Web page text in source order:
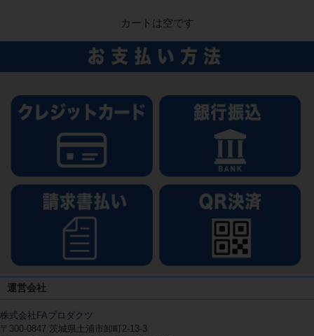
カートは空です
運営会社
株式会社FAプロダクツ
〒300-0847 茨城県土浦市卸町2-13-3